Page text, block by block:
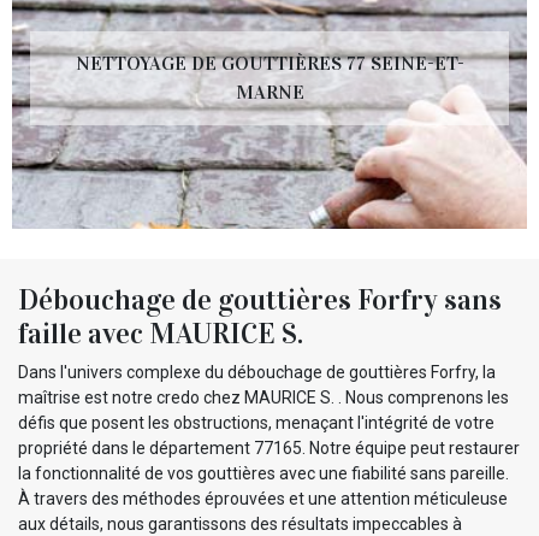
NETTOYAGE DE GOUTTIÈRES 77 SEINE-ET-
MARNE
Débouchage de gouttières Forfry sans
faille avec MAURICE S.
Dans l'univers complexe du débouchage de gouttières Forfry, la
maîtrise est notre credo chez MAURICE S. . Nous comprenons les
défis que posent les obstructions, menaçant l'intégrité de votre
propriété dans le département 77165. Notre équipe peut restaurer
la fonctionnalité de vos gouttières avec une fiabilité sans pareille.
À travers des méthodes éprouvées et une attention méticuleuse
aux détails, nous garantissons des résultats impeccables à